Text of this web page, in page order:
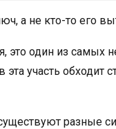
а не кто-то его
это один из самых
участь обходит
разные